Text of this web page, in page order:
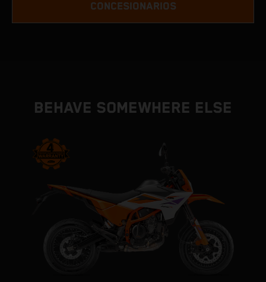
CONCESIONARIOS
BEHAVE SOMEWHERE ELSE